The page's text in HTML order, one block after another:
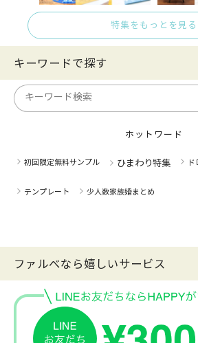
特集をもっとを見る
キーワードで探す
ホットワード
初回限定無料サンプル ひまわり特集
テンプレート 少人数家族婚まとめ
ファルべなら嬉しいサービス